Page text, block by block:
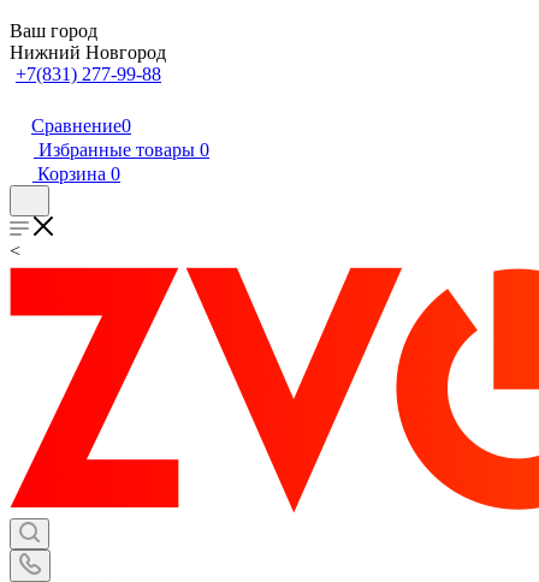
Ваш город
Нижний Новгород
+7(831) 277-99-88
Сравнение0
Избранные товары 0
Корзина 0
<